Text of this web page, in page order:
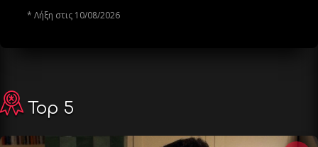
* Λήξη στις 10/08/2026
Top 5